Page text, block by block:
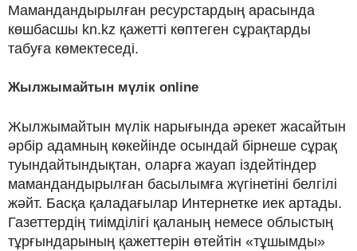
Мамандандырылған ресурстардың арасында
көшбасшы kn.kz қажетті көптеген сұрақтарды
табуға көмектеседі.
Жылжымайтын мүлік online
Жылжымайтын мүлік нарығында әрекет жасайтын
әрбір адамның көкейінде осындай бірнеше сұрақ
туындайтындықтан, оларға жауап іздейтіндер
мамандандырылған басылымға жүгінетіні белгілі
жәйт. Басқа қаладағылар Интернетке иек артады.
Газеттердің тиімділігі қаланың немесе облыстың
тұрғындарының қажеттерін өтейтін «тұшымды»